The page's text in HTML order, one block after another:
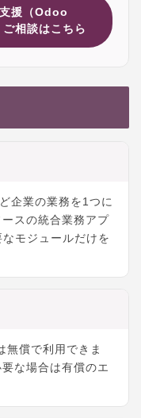
援（Odoo
相談はこちら
企業の業務を1つに
スの統合業務アプ
モジュールだけを
無償で利用できま
な場合は有償のエ